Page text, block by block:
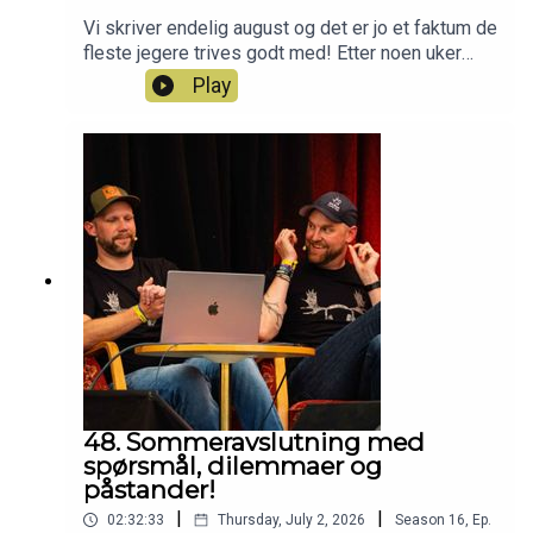
Vi skriver endelig august og det er jo et faktum de
fleste jegere trives godt med! Etter noen uker
med ferie er vi klare for mer podkast og nå er
sesong 17 (!!!) av Jegerpodden i gang. Vi tar en
liten oppsummering på stort å smått siden sist vi
årets jakthøst for vår del.Har du også lyst til å bli
med i Norges beste jaktlag? Da er du velkommen
inn som Patreon her:
https://www.patreon.com/jegerpodden
Play
48. Sommeravslutning med
spørsmål, dilemmaer og
påstander!
02:32:33 Thursday, July 2, 2026 Season 16, Ep.